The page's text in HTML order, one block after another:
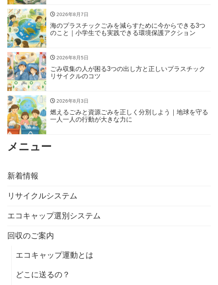
2026年8月7日
海のプラスチックごみを減らすために今からできる3つ
のこと｜小学生でも実践できる環境保護アクション
2026年8月5日
ごみ収集の人が困る3つの出し方と正しいプラスチック
リサイクルのコツ
2026年8月3日
燃えるごみと資源ごみを正しく分別しよう｜地球を守る
一人一人の行動が大きな力に
メニュー
新着情報
リサイクルシステム
エコキャップ選別システム
回収のご案内
エコキャップ運動とは
どこに送るの？